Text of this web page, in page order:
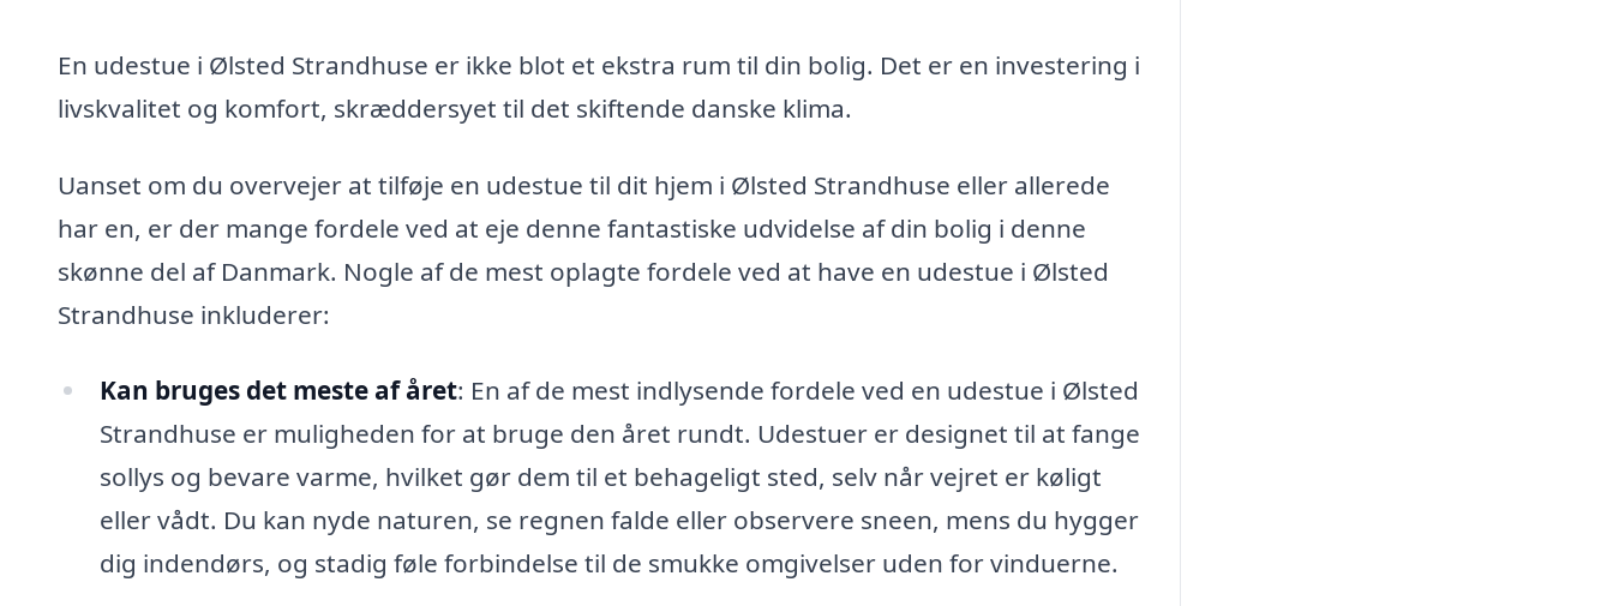
En udestue i Ølsted Strandhuse er ikke blot et ekstra rum til din bolig. Det er en investering i
livskvalitet og komfort, skræddersyet til det skiftende danske klima.
Uanset om du overvejer at tilføje en udestue til dit hjem i Ølsted Strandhuse eller allerede
har en, er der mange fordele ved at eje denne fantastiske udvidelse af din bolig i denne
skønne del af Danmark. Nogle af de mest oplagte fordele ved at have en udestue i Ølsted
Strandhuse inkluderer:
Kan bruges det meste af året: En af de mest indlysende fordele ved en udestue i Ølsted
Strandhuse er muligheden for at bruge den året rundt. Udestuer er designet til at fange
sollys og bevare varme, hvilket gør dem til et behageligt sted, selv når vejret er køligt
eller vådt. Du kan nyde naturen, se regnen falde eller observere sneen, mens du hygger
dig indendørs, og stadig føle forbindelse til de smukke omgivelser uden for vinduerne.